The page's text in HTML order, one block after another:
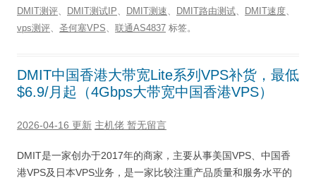
DMIT测评、 DMIT测试IP、 DMIT测速、 DMIT路由测试、 DMIT速度、
vps测评、 圣何塞VPS、 联通AS4837 标签。
DMIT中国香港大带宽Lite系列VPS补货，最低
$6.9/月起（4Gbps大带宽中国香港VPS）
2026-04-16 更新 主机佬 暂无留言
DMIT是一家创办于2017年的商家，主要从事美国VPS、中国香
港VPS及日本VPS业务，是一家比较注重产品质量和服务水平的